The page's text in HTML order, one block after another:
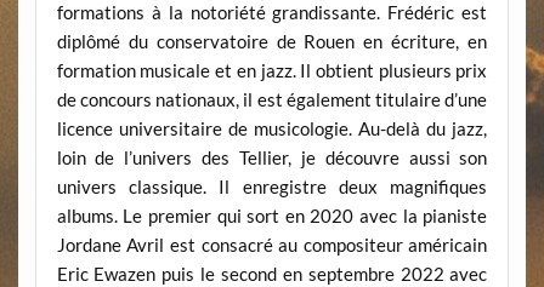
formations à la notoriété grandissante. Frédéric est
diplômé du conservatoire de Rouen en écriture, en
formation musicale et en jazz. Il obtient plusieurs prix
de concours nationaux, il est également titulaire d’une
licence universitaire de musicologie. Au-delà du jazz,
loin de l’univers des Tellier, je découvre aussi son
univers classique. Il enregistre deux magnifiques
albums. Le premier qui sort en 2020 avec la pianiste
Jordane Avril est consacré au compositeur américain
Eric Ewazen puis le second en septembre 2022 avec